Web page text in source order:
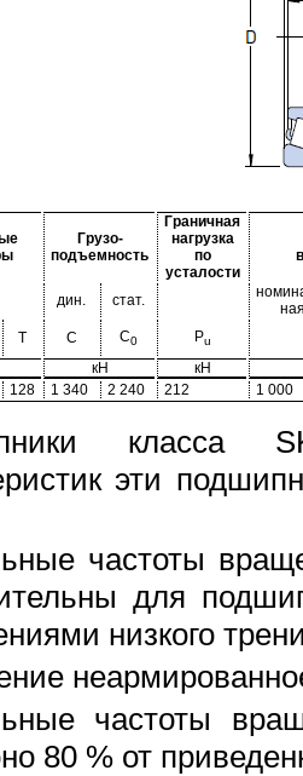
Грузо-
подъемность
Граничная
нагрузка
по
усталости
дин. стат.
T C C0 Pu
кН
кН
128 1 340 2 240 212 1 000
класса
эти
частоты
для
низкого
частоты
80 % от